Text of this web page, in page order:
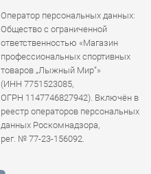
Оператор персональных данных:
Общество с ограниченной
ответственностью «Магазин
профессиональных спортивных
товаров „Лыжный Мир“»
(ИНН 7751523085,
ОГРН 1147746827942). Включён в
реестр операторов персональных
данных Роскомнадзора,
рег. № 77-23-156092.